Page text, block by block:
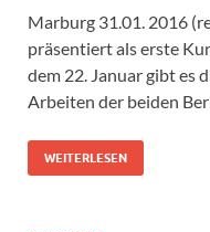
Marburg 31.01. 2016
präsentiert als erste
dem 22. Januar gibt es
Arbeiten der beiden
WEITERLESEN